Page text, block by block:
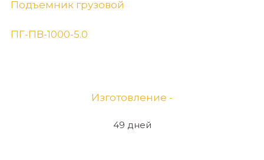
Подъемник грузовой
ПГ-ПВ-1000-5.0
Изготовление -
49 дней